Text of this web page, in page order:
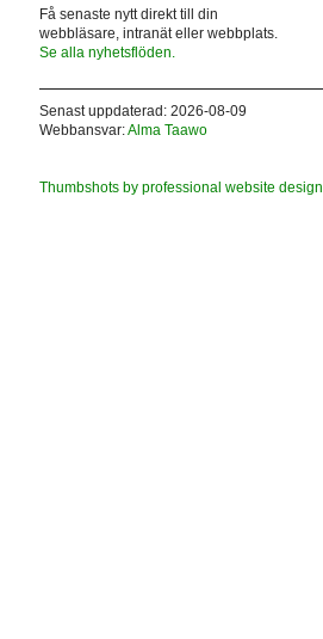
Få senaste nytt direkt till din
webbläsare, intranät eller webbplats.
Se alla nyhetsflöden.
Senast uppdaterad: 2026-08-09
Webbansvar:Alma Taawo
Thumbshots by professional website design